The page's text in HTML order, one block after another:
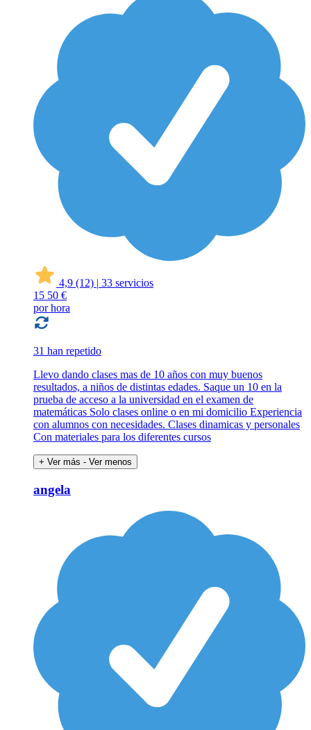
4,9 (12) | 33 servicios
15 50 €
por hora
31 han repetido
Llevo dando clases mas de 10 años con muy buenos
resultados, a niños de distintas edades. Saque un 10 en la
prueba de acceso a la universidad en el examen de
matemáticas Solo clases online o en mi domicilio Experiencia
con alumnos con necesidades. Clases dinamicas y personales
Con materiales para los diferentes cursos
+ Ver más - Ver menos
angela